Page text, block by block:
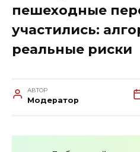
пешеходные
участились:
реальные риски
АВТОР
Модератор